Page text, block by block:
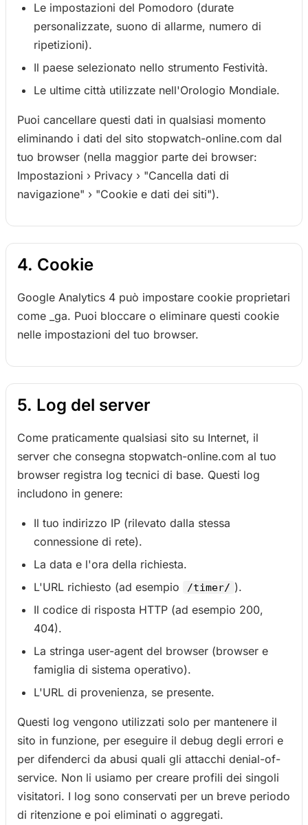
Le impostazioni del Pomodoro (durate
personalizzate, suono di allarme, numero di
ripetizioni).
Il paese selezionato nello strumento Festività.
Le ultime città utilizzate nell'Orologio Mondiale.
Puoi cancellare questi dati in qualsiasi momento
eliminando i dati del sito stopwatch-online.com dal
tuo browser (nella maggior parte dei browser:
Impostazioni › Privacy › "Cancella dati di
navigazione" › "Cookie e dati dei siti").
4. Cookie
Google Analytics 4 può impostare cookie proprietari
come _ga. Puoi bloccare o eliminare questi cookie
nelle impostazioni del tuo browser.
5. Log del server
Come praticamente qualsiasi sito su Internet, il
server che consegna stopwatch-online.com al tuo
browser registra log tecnici di base. Questi log
includono in genere:
Il tuo indirizzo IP (rilevato dalla stessa
connessione di rete).
La data e l'ora della richiesta.
L'URL richiesto (ad esempio
/timer/ ).
Il codice di risposta HTTP (ad esempio 200,
404).
La stringa user-agent del browser (browser e
famiglia di sistema operativo).
L'URL di provenienza, se presente.
Questi log vengono utilizzati solo per mantenere il
sito in funzione, per eseguire il debug degli errori e
per difenderci da abusi quali gli attacchi denial-of-
service. Non li usiamo per creare profili dei singoli
visitatori. I log sono conservati per un breve periodo
di ritenzione e poi eliminati o aggregati.